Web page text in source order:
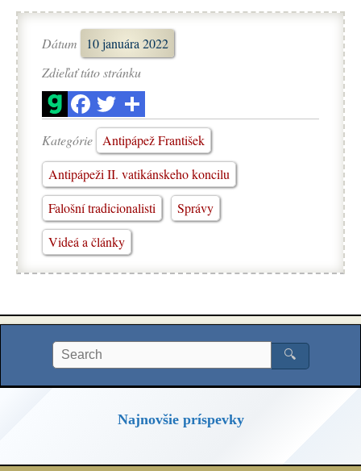
Dátum
10 januára 2022
Zdieľať túto stránku
Kategórie Antipápež František
Antipápeži II. vatikánskeho koncilu
Falošní tradicionalisti
Správy
Videá a články
🔍
Najnovšie príspevky